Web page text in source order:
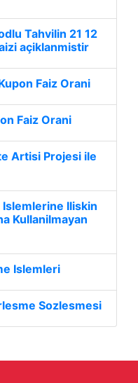
Tahvilin 21 12
açiklanmistir
Faiz Orani
Faiz Orani
Artisi Projesi ile
Islemlerine Iliskin
Kullanilmayan
Islemleri
Sozlesmesi